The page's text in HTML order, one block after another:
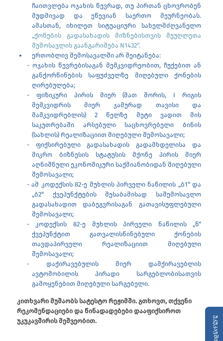
უკუკავშირი
ჩაითვლება ოჯახის წევრად, თუ პირთან ცხოვრობენ
მუდმივად და ეწევიან საერთო მეურნეობას.
ამასთან, იხილეთ სიტუაციური სახელმძღვანელო
„ქონების გადასახადის მიზნებისთვის მეუღლეთა
შემოსავლის გაანგარიშება N1432“.
ერთობლივ შემოსავალში არ შეიტანება:
ოჯახის წევრებისაგან მემკვიდრეობით, ჩუქებით ან
განქორწინების საფუძველზე მიღებული ქონების
ღირებულება;
ფიზიკური პირის მიერ (მათ შორის, I რიგის
მემკვიდრის მიერ ჯამურად თავისი და
მამკვიდრებლის) 2 წელზე მეტი ვადით მის
საკუთრებაში არსებული საცხოვრებელი ბინის
(სახლის) რეალიზაციით მიღებული შემოსავალი;
ფიქსირებული გადასახადის გადამხდელისა და
მიკრო ბიზნესის სტატუსის მქონე პირის მიერ
აღნიშნული ეკონომიკური საქმიანობიდან მიღებული
შემოსავალი;
ამ კოდექსის 82-ე მუხლის პირველი ნაწილის „ბ1“ და
„ბ2“ ქვეპუნქტების შესაბამისად საშემოსავლო
გადასახადით დაბეგვრისაგან გათავისუფლებული
შემოსავალი;
კოდექსის 82-ე მუხლის პირველი ნაწილის „ნ“
ქვეპუნქტით გათვალისწინებული ქონების
თავდაპირველი რეალიზაციით მიღებული
შემოსავალი;
დაქირავებულის მიერ დამქირავებლის
ავტომობილის პირადი სარგებლობისათვის
გამოყენებით მიღებული სარგებელი.
კითხვარი მუშაობს სატესტო რეჟიმში. გთხოვთ, თქვენი
რეკომენდაციები და წინადადებები დააფიქსიროთ
უკუკავშირის მეშვეობით.